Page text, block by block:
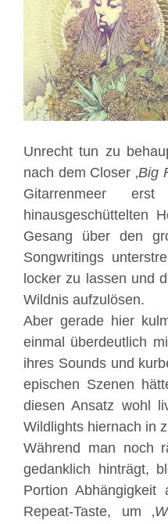
Unrecht tun zu
nach dem Closer ‚Big
Gitarrenmeer
hinausgeschüttelten
Gesang über den
Songwritings
locker zu lassen und
Wildnis aufzulösen.
Aber gerade hier
einmal überdeutlich
ihres Sounds und
epischen Szenen
diesen Ansatz wohl
Wildlights hiernach in
Während man noch
gedanklich hinträgt,
Portion
Repeat-Taste, um ‚